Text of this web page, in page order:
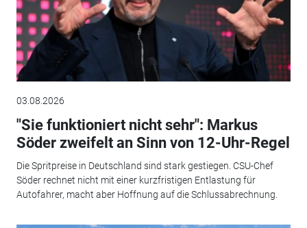
03.08.2026
"Sie funktioniert nicht sehr": Markus
Söder zweifelt an Sinn von 12-Uhr-Regel
Die Spritpreise in Deutschland sind stark gestiegen. CSU-Chef
Söder rechnet nicht mit einer kurzfristigen Entlastung für
Autofahrer, macht aber Hoffnung auf die Schlussabrechnung.